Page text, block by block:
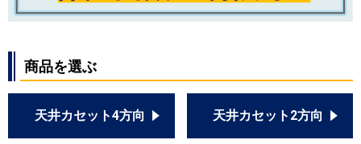
商品を選ぶ
天井カセット4方向 天井カセット2方向